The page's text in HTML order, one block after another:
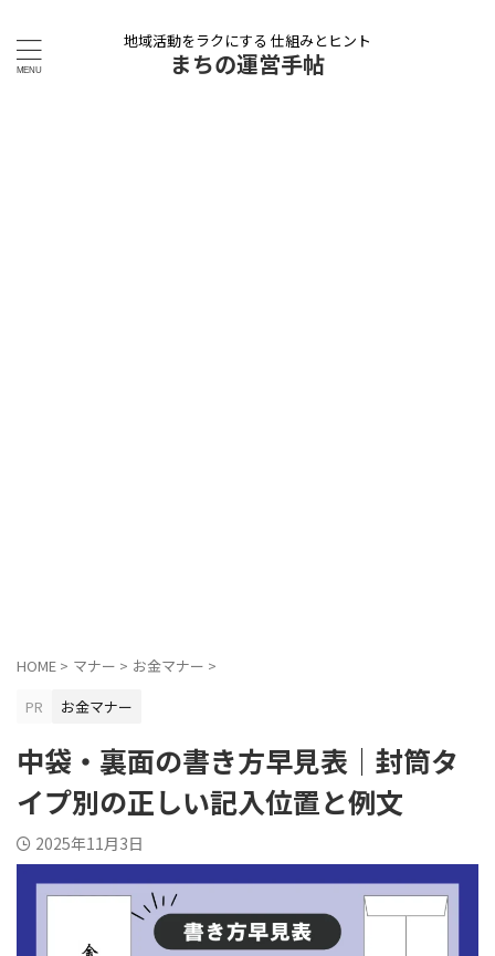
地域活動をラクにする 仕組みとヒント
まちの運営手帖
HOME > マナー > お金マナー >
PR
お金マナー
中袋・裏面の書き方早見表｜封筒タ
イプ別の正しい記入位置と例文
2025年11月3日